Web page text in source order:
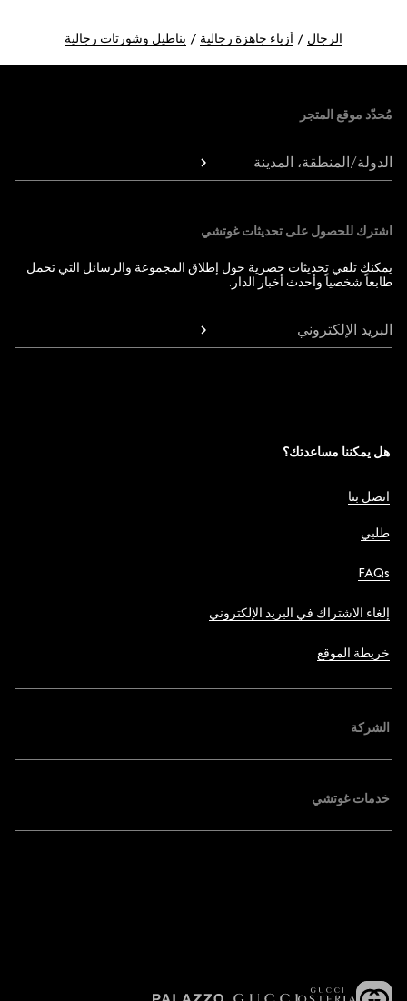
الرجال أزياء جاهزة رجالية بناطيل وشورتات رجالية
مُحدّد موقع المتجر
الدولة/المنطقة، المدينة
اشترك للحصول على تحديثات غوتشي
يمكنك تلقي تحديثات حصرية حول إطلاق المجموعة والرسائل التي تحمل
طابعاً شخصياً وأحدث أخبار الدار.
البريد الإلكتروني
هل يمكننا مساعدتك؟
اتصل بنا
طلبي
FAQs
إلغاء الاشتراك في البريد الإلكتروني
خريطة الموقع
الشركة
خدمات غوتشي